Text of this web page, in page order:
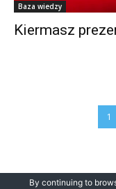
Baza wiedzy
Kiermasz
1
By continuing to